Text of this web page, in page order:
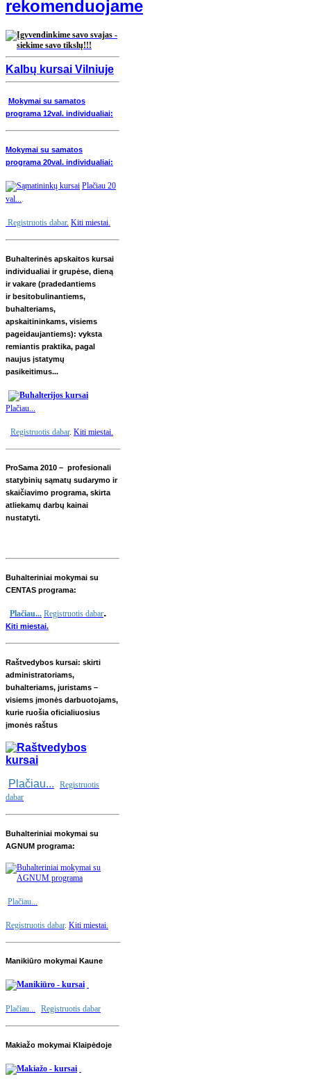
rekomenduojame
Kalbų kursai Vilniuje
Mokymai su samatos
programa 12val. individualiai:
Mokymai su samatos
programa 20val. individualiai:
Plačiau 20
val....
Registruotis dabar. Kiti miestai.
Buhalterinės apskaitos kursai
individualiai ir grupėse, dieną
ir vakare (pradedantiems
ir besitobulinantiems,
buhalteriams,
apskaitininkams, visiems
pageidaujantiems): vyksta
remiantis praktika, pagal
naujus įstatymų
pasikeitimus...
Plačiau...
Registruotis dabar. Kiti miestai.
ProSama 2010 – profesionali
statybinių sąmatų sudarymo ir
skaičiavimo programa, skirta
atliekamų darbų kainai
nustatyti.
Buhalteriniai mokymai su
CENTAS programa:
Plačiau... Registruotis dabar.
Kiti miestai.
Raštvedybos kursai: skirti
administratoriams,
buhalteriams, juristams –
visiems įmonės darbuotojams,
kurie ruošia oficialiuosius
įmonės raštus
Plačiau...
Registruotis
dabar
Buhalteriniai mokymai su
AGNUM programa:
Plačiau...
Registruotis dabar. Kiti miestai.
Manikiūro mokymai Kaune
Plačiau... Registruotis dabar
Makiažo mokymai Klaipėdoje